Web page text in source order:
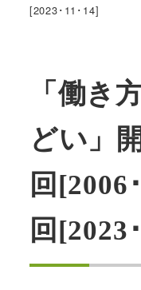
[2023･11･14]
「働き
どい」
回[2006
回[2023